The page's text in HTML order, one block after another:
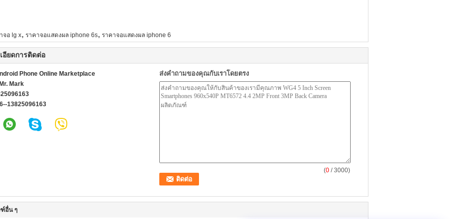
จอ lg x, ราคาจอแสดงผล iphone 6s, ราคาจอแสดงผล iphone 6
อียดการติดต่อ
Phone Online Marketplace
Mr. Mark
13825096163
ส่งคำถามของคุณกับเราโดยตรง
(0 / 3000)
อื่น ๆ